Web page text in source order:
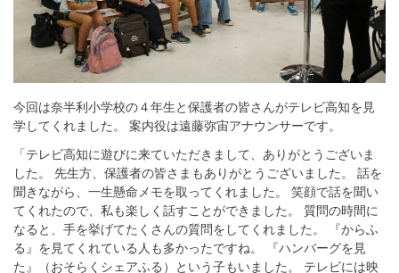
今回は奈半利小学校の４年生と保護者の皆さんがテレビ高知を見
学してくれました。 案内役は遠藤弥宙アナウンサーです。
「テレビ高知に遊びに来ていただきまして、ありがとうございま
した。 先生方、保護者の皆さまもありがとうございました。 話を
聞きながら、一生懸命メモを取ってくれました。 笑顔で話を聞い
てくれたので、私も楽しく話すことができました。 質問の時間に
なると、手を挙げてたくさんの質問をしてくれました。 『からふ
る』を見てくれている人も多かったですね。 『ハンバーグを見
た』（おそらくシェアふる）という子もいました。 テレビには映